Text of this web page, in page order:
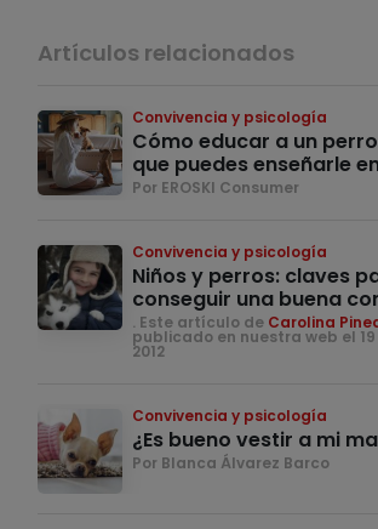
Artículos relacionados
Convivencia y psicología
Cómo educar a un
que puedes enseñarle
Por EROSKI Consumer
Convivencia y psicología
Niños y perros: claves
conseguir una buena
. Este artículo de Carolina
publicado en nuestra web el
2012
Convivencia y psicología
¿Es bueno vestir a mi
Por Blanca Álvarez Barco